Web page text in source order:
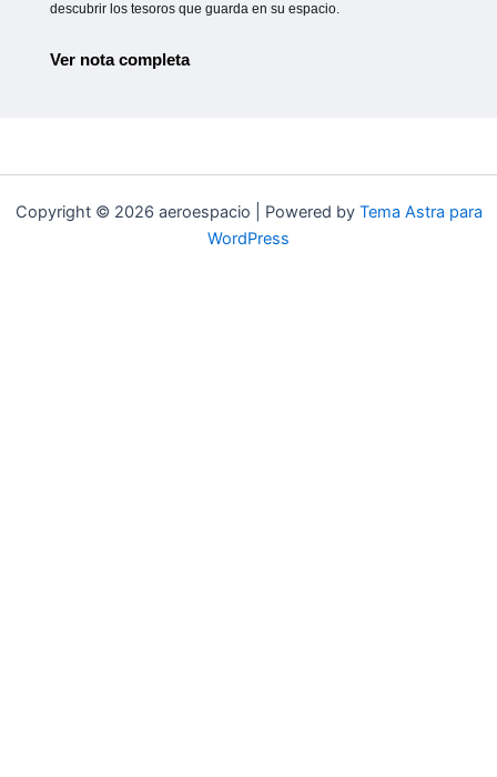
descubrir los tesoros que guarda en su espacio.
Ver nota completa
Copyright © 2026 aeroespacio | Powered by Tema Astra para
WordPress